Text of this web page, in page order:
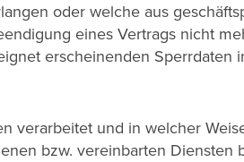
oder welche aus
eines Vertrags nicht
erscheinenden Sperrdaten
verarbeitet und in welcher
bzw. vereinbarten Diensten